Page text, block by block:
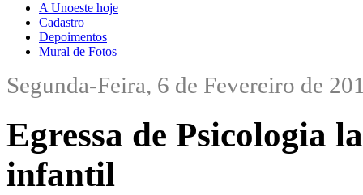
A Unoeste hoje
Cadastro
Depoimentos
Mural de Fotos
Segunda-Feira, 6 de Fevereiro de
Egressa de Psicologia
infantil